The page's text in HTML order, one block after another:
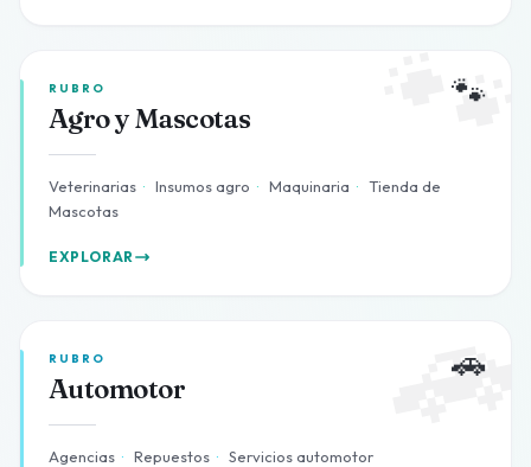
🐾
RUBRO
Agro y Mascotas
Veterinarias · Insumos agro · Maquinaria · Tienda de
Mascotas
EXPLORAR
🚗
RUBRO
Automotor
Agencias · Repuestos · Servicios automotor